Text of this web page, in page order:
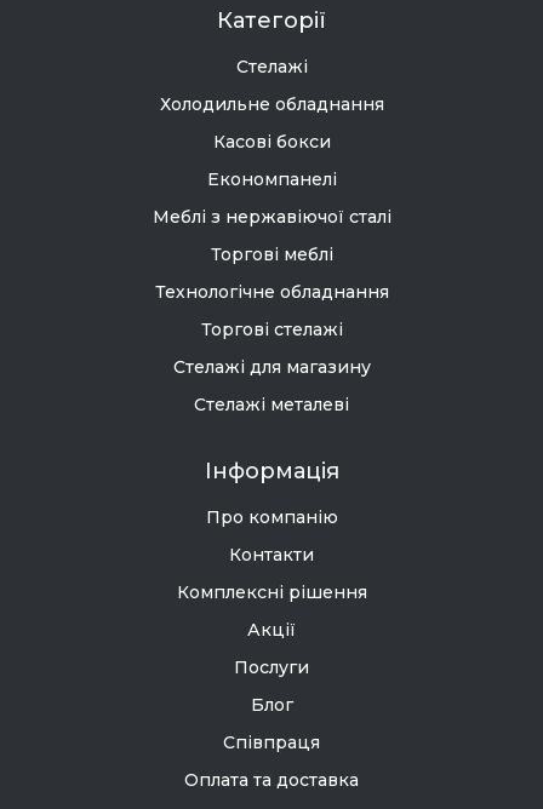
Категорії
Стелажі
Холодильне обладнання
Касові бокси
Економпанелі
Меблі з нержавіючої сталі
Торгові меблі
Технологічне обладнання
Торгові стелажі
Стелажі для магазину
Стелажі металеві
Інформація
Про компанію
Контакти
Комплексні рішення
Акції
Послуги
Блог
Співпраця
Оплата та доставка